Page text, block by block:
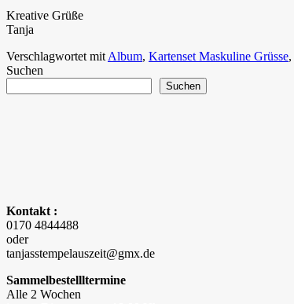
Kreative Grüße
Tanja
Verschlagwortet mit Album, Kartenset Maskuline Grüsse,
Suchen
Suchen
Kontakt :
0170 4844488
oder
tanjasstempelauszeit@gmx.de
Sammelbestellltermine
Alle 2 Wochen